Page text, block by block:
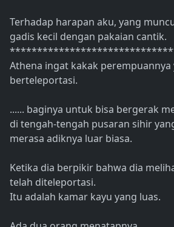
Terhadap harapan aku, yang
gadis kecil dengan pakaian cantik.
Athena ingat kakak perempuannya
berteleportasi.
...... baginya untuk bisa bergerak
di tengah-tengah pusaran sihir
merasa adiknya luar biasa.
Ketika dia berpikir bahwa dia
telah diteleportasi.
Itu adalah kamar kayu yang luas.